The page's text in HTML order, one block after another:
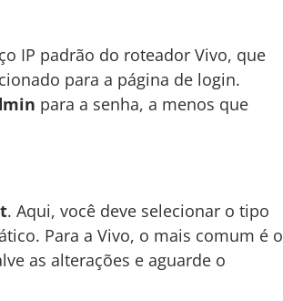
IP padrão do roteador Vivo, que
para a página de login.
para a senha, a menos que
. Aqui, você deve selecionar o tipo
Para a Vivo, o mais comum é o
as alterações e aguarde o